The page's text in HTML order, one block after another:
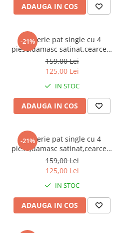
ADAUGA IN COS
-21%
Lenjerie pat single cu 4
piese,damasc satinat,cearceaf
normal 155x210cm,cearceaf
pilota 155x200cm,2 fete de
perna 50x70cm-A1358
159,00 Lei
125,00 Lei
IN STOC
ADAUGA IN COS
-21%
Lenjerie pat single cu 4
piese,damasc satinat,cearceaf
normal 155x210cm,cearceaf
pilota 155x200cm,2 fete de
perna 50x70cm-A1361
159,00 Lei
125,00 Lei
IN STOC
ADAUGA IN COS